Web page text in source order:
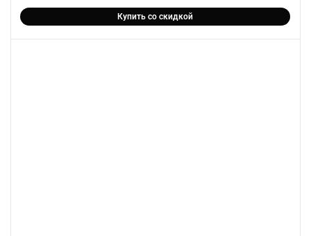
Купить со скидкой